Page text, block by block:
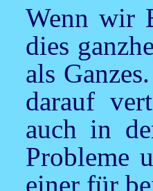
Wenn wir
dies
als
darauf
auch in
Probleme
einer für